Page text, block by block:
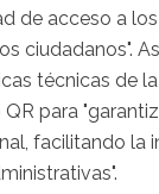
de acceso a
ciudadanos".
técnicas de
para
facilitando la